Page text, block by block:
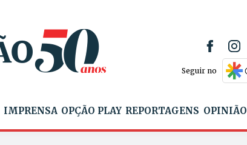
Seguir no
IMPRENSA OPÇÃO PLAY REPORTAGENS OPINIÃO